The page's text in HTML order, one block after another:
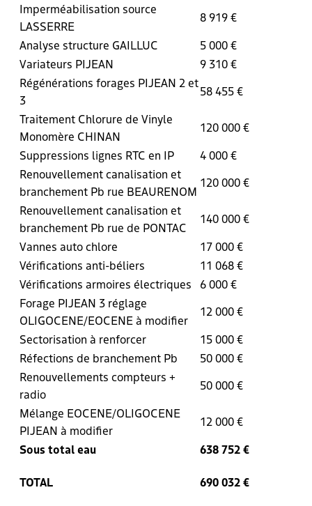
Imperméabilisation source
LASSERRE
8 919 €
Analyse structure GAILLUC
5 000 €
Variateurs PIJEAN
9 310 €
Régénérations forages PIJEAN 2 et
3
58 455 €
Traitement Chlorure de Vinyle
Monomère CHINAN
120 000 €
Suppressions lignes RTC en IP
4 000 €
Renouvellement canalisation et
branchement Pb rue BEAURENOM
120 000 €
Renouvellement canalisation et
branchement Pb rue de PONTAC
140 000 €
Vannes auto chlore
17 000 €
Vérifications anti-béliers
11 068 €
Vérifications armoires électriques
6 000 €
Forage PIJEAN 3 réglage
OLIGOCENE/EOCENE à modifier
12 000 €
Sectorisation à renforcer
15 000 €
Réfections de branchement Pb
50 000 €
Renouvellements compteurs +
radio
50 000 €
Mélange EOCENE/OLIGOCENE
PIJEAN à modifier
12 000 €
Sous total eau
638 752 €
TOTAL 690 032 €